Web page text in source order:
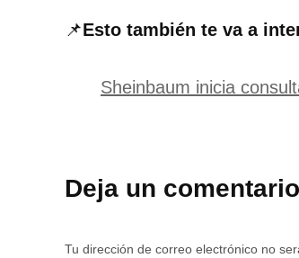
📌Esto también te va a
Sheinbaum inicia
Deja un comentario
Tu dirección de correo electrónico no